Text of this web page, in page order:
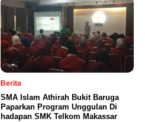
Berita
SMA Islam Athirah Bukit Baruga
Paparkan Program Unggulan Di
hadapan SMK Telkom Makassar